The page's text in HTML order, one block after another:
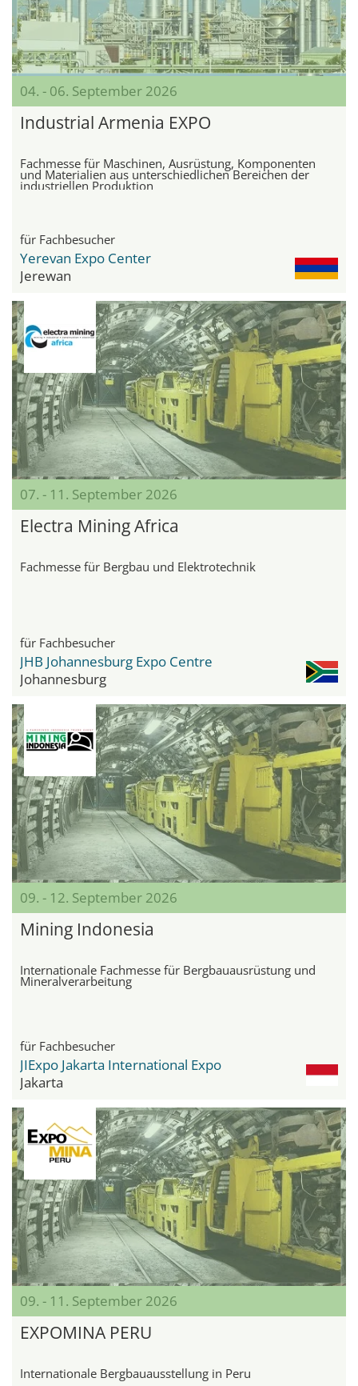
04. - 06. September 2026
Industrial Armenia EXPO
Fachmesse für Maschinen, Ausrüstung, Komponenten
und Materialien aus unterschiedlichen Bereichen der
industriellen Produktion
für Fachbesucher
Yerevan Expo Center
Jerewan
07. - 11. September 2026
Electra Mining Africa
Fachmesse für Bergbau und Elektrotechnik
für Fachbesucher
JHB Johannesburg Expo Centre
Johannesburg
09. - 12. September 2026
Mining Indonesia
Internationale Fachmesse für Bergbauausrüstung und
Mineralverarbeitung
für Fachbesucher
JIExpo Jakarta International Expo
Jakarta
09. - 11. September 2026
EXPOMINA PERU
Internationale Bergbauausstellung in Peru